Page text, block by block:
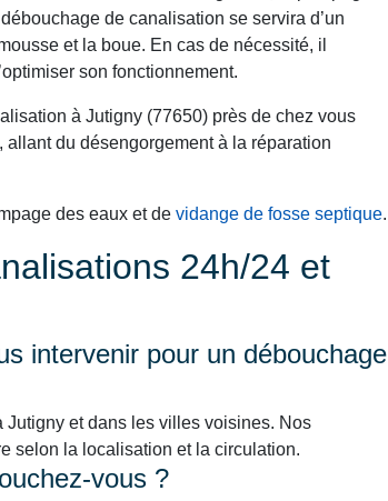
de canalisation se servira d’un
et la boue. En cas de nécessité, il
son fonctionnement.
à Jutigny (77650) près de chez vous
du désengorgement à la réparation
des eaux et de vidange de fosse septique.
24h/24 et
intervenir pour un débouchage
Jutigny et dans les villes voisines. Nos
selon la localisation et la circulation.
vous ?